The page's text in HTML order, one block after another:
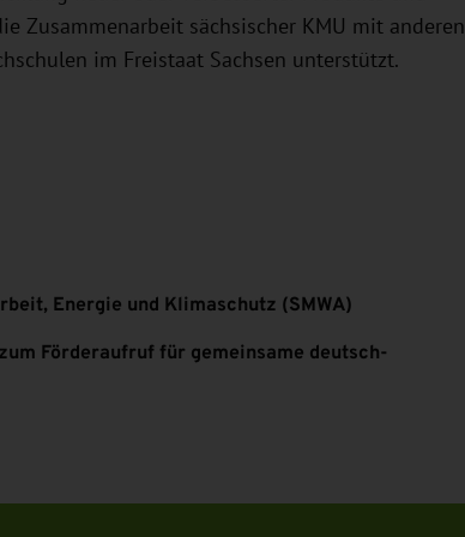
Zusammenarbeit sächsischer KMU mit anderen
im Freistaat Sachsen unterstützt.
Energie und Klimaschutz (SMWA)
Förderaufruf für gemeinsame deutsch-